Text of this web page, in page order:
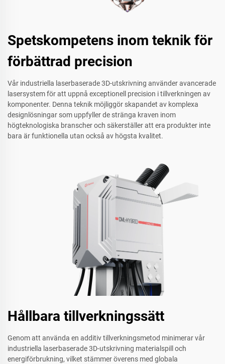
Spetskompetens inom teknik för
förbättrad precision
Vår industriella laserbaserade 3D-utskrivning använder avancerade
lasersystem för att uppnå exceptionell precision i tillverkningen av
komponenter. Denna teknik möjliggör skapandet av komplexa
designlösningar som uppfyller de stränga kraven inom
högteknologiska branscher och säkerställer att era produkter inte
bara är funktionella utan också av högsta kvalitet.
Hållbara tillverkningssätt
Genom att använda en additiv tillverkningsmetod minimerar vår
industriella laserbaserade 3D-utskrivning materialspill och
energiförbrukning, vilket stämmer överens med globala